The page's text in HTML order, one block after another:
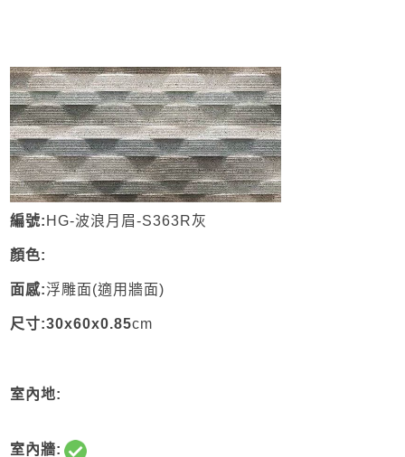
編號: HG-波浪月眉-S363R灰
顏色:
面感:浮雕面(適用 牆面)
尺寸:30x60x0.85cm
室內地:
室內牆: